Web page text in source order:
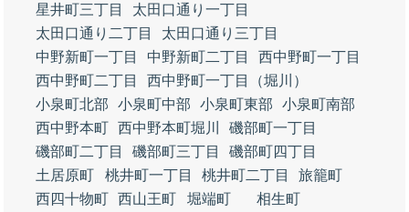
星井町三丁目
太田口通り一丁目
太田口通り二丁目
太田口通り三丁目
中野新町一丁目
中野新町二丁目
西中野町一丁目
西中野町二丁目
西中野町一丁目（堀川）
小泉町北部
小泉町中部 小泉町東部
小泉町南部
西中野本町 西中野本町堀川
磯部町一丁目
磯部町二丁目
磯部町三丁目
磯部町四丁目
土居原町
桃井町一丁目 桃井町二丁目
旅籠町
西四十物町 西山王町 堀端町
相生町